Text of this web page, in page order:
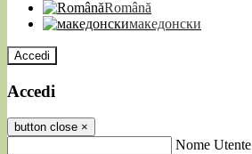
Română
македонски
Accedi
Accedi
button close ×
Nome Utente